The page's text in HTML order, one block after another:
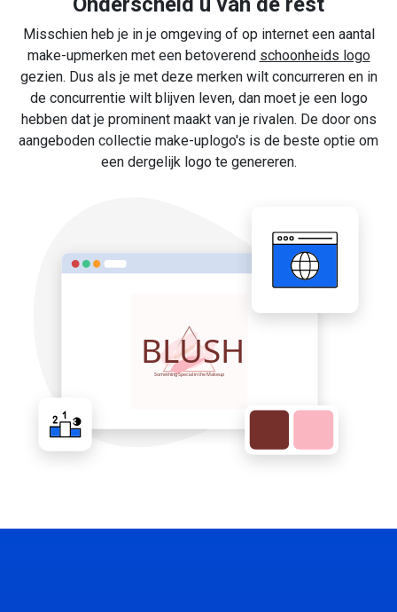
Misschien heb je in je omgeving of op internet een aantal
make-upmerken met een betoverend schoonheids logo
gezien. Dus als je met deze merken wilt concurreren en in
de concurrentie wilt blijven leven, dan moet je een logo
hebben dat je prominent maakt van je rivalen. De door ons
aangeboden collectie make-uplogo's is de beste optie om
een dergelijk logo te genereren.